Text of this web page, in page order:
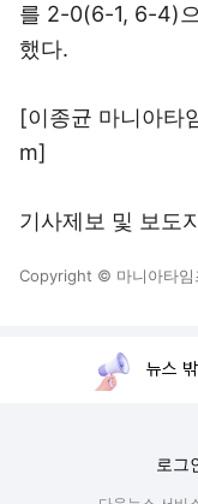
를 2-0(6-1, 6-4)
했다.
[이종균 마니아타
m]
기사제보 및 보
Copyright © 마니아타임
뉴스
로그